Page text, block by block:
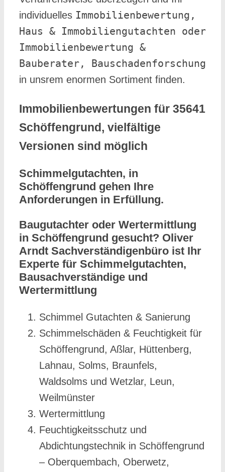
individuelles Immobilienbewertung,
Haus & Immobiliengutachten oder
Immobilienbewertung &
Bauberater, Bauschadenforschung
in unsrem enormen Sortiment finden.
Immobilienbewertungen für 35641
Schöffengrund, vielfältige
Versionen sind möglich
Schimmelgutachten, in
Schöffengrund gehen Ihre
Anforderungen in Erfüllung.
Baugutachter oder Wertermittlung
in Schöffengrund gesucht? Oliver
Arndt Sachverständigenbüro ist Ihr
Experte für Schimmelgutachten,
Bausachverständige und
Wertermittlung
Schimmel Gutachten & Sanierung
Schimmelschäden & Feuchtigkeit für
Schöffengrund, Aßlar, Hüttenberg,
Lahnau, Solms, Braunfels,
Waldsolms und Wetzlar, Leun,
Weilmünster
Wertermittlung
Feuchtigkeitsschutz und
Abdichtungstechnik in Schöffengrund
– Oberquembach, Oberwetz,